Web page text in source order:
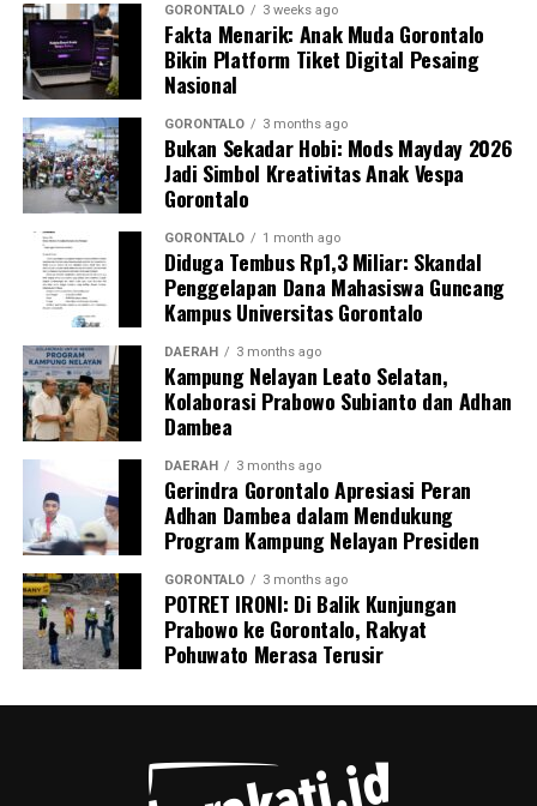
“Kami mengapresiasi keberanian warga yang
melaporkan aktivitas ilegal ini. Partisipasi aktif
masyarakat sangat krusial dalam menjaga kondusivitas
keamanan serta kelestarian ekosistem lingkungan di
Kabupaten Pohuwato,” tambah IPTU Renly.
Polres Pohuwato mengimbau seluruh elemen
masyarakat agar tidak tergiur terlibat dalam aktivitas
pertambangan ilegal dan segera melapor ke pihak
berwajib apabila menemukan indikasi kegiatan PETI di
wilayahnya.
GORONTALO 3 weeks ago
Fakta Menarik: Anak Muda Gorontalo
Bikin Platform Tiket Digital Pesaing
Nasional
GORONTALO 3 months ago
Bukan Sekadar Hobi: Mods Mayday 2026
Jadi Simbol Kreativitas Anak Vespa
Gorontalo
GORONTALO 1 month ago
Diduga Tembus Rp1,3 Miliar: Skandal
Penggelapan Dana Mahasiswa Guncang
Kampus Universitas Gorontalo
DAERAH 3 months ago
Kampung Nelayan Leato Selatan,
Kolaborasi Prabowo Subianto dan Adhan
Dambea
DAERAH 3 months ago
Gerindra Gorontalo Apresiasi Peran
Adhan Dambea dalam Mendukung
Program Kampung Nelayan Presiden
GORONTALO 3 months ago
POTRET IRONI: Di Balik Kunjungan
Prabowo ke Gorontalo, Rakyat
Pohuwato Merasa Terusir